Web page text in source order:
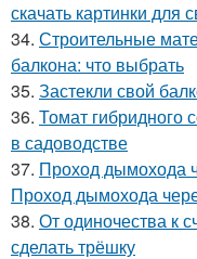
скачать картинки для
34. Строительные
балкона: что выбрать
35. Застекли свой
36. Томат гибридного
в садоводстве
37. Проход дымохода
Проход дымохода
38. От одиночества к
сделать трёшку